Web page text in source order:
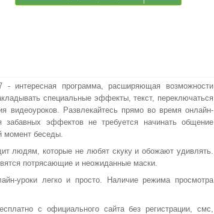
- интересная программа, расширяющая возможности
специальные эффекты, текст, переключаться
видеоуроков. Развлекайтесь прямо во время онлайн-
забавных эффектов не требуется начинать общение
момент беседы.
людям, которые не любят скуку и обожают удивлять.
потрясающие и неожиданные маски.
уроки легко и просто. Наличие режима просмотра
с официального сайта без регистрации, смс,